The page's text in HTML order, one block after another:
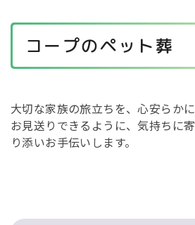
コープのペット葬
大切な家族の旅立ちを、心安らかに
お見送りできるように、 気持ちに寄
り添いお手伝いします。